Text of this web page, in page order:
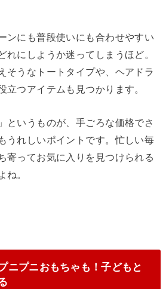
ンにも普段使いにも合わせやすい
れにしようか迷ってしまうほど。
そうなトートタイプや、ヘアドラ
立つアイテムも見つかります。
というものが、手ごろな価格でさ
うれしいポイントです。忙しい毎
寄ってお気に入りを見つけられる
ね。
ニプニおもちゃも！子どもと